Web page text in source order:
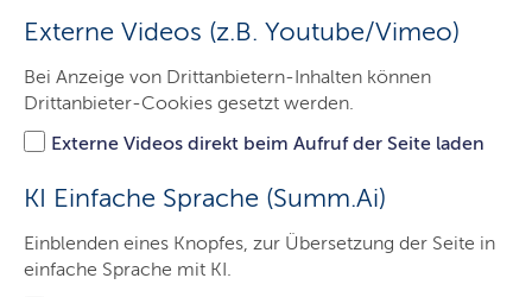
Externe Videos (z.B. Youtube/Vimeo)
Bei Anzeige von Drittanbietern-Inhalten können
Drittanbieter-Cookies gesetzt werden.
Externe Videos direkt beim Aufruf der Seite laden
KI Einfache Sprache (Summ.Ai)
Einblenden eines Knopfes, zur Übersetzung der Seite in
einfache Sprache mit KI.
Service
Kontakt
Aktuelles